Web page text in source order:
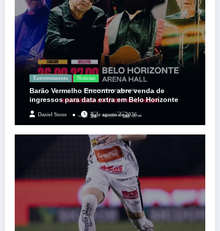
Entretenimento Noticias
Barão Vermelho Encontro abre venda de
ingressos para data extra em Belo Horizonte
Daniel Stone 8 de agosto de 2026